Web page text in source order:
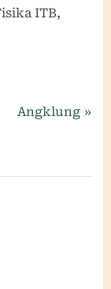
ITB,
N
t
Angklung